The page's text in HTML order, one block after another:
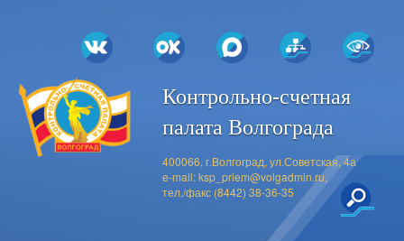
Контрольно-счетная
палата Волгограда
400066, г.Волгоград, ул.Советская, 4а
e-mail:ksp_priem@volgadmin.ru,
тел./факс (8442) 38-36-35